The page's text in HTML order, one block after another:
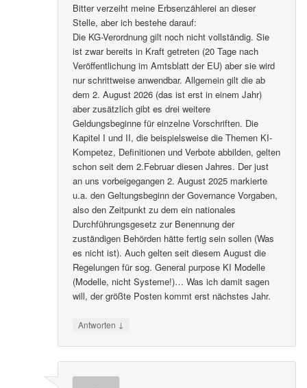
Bitter verzeiht meine Erbsenzählerei an dieser
Stelle, aber ich bestehe darauf:
Die KG-Verordnung gilt noch nicht vollständig. Sie
ist zwar bereits in Kraft getreten (20 Tage nach
Veröffentlichung im Amtsblatt der EU) aber sie wird
nur schrittweise anwendbar. Allgemein gilt die ab
dem 2. August 2026 (das ist erst in einem Jahr)
aber zusätzlich gibt es drei weitere
Geldungsbeginne für einzelne Vorschriften. Die
Kapitel I und II, die beispielsweise die Themen KI-
Kompetez, Definitionen und Verbote abbilden, gelten
schon seit dem 2.Februar diesen Jahres. Der just
an uns vorbeigegangen 2. August 2025 markierte
u.a. den Geltungsbeginn der Governance Vorgaben,
also den Zeitpunkt zu dem ein nationales
Durchführungsgesetz zur Benennung der
zuständigen Behörden hätte fertig sein sollen (Was
es nicht ist). Auch gelten seit diesem August die
Regelungen für sog. General purpose KI Modelle
(Modelle, nicht Systeme!)… Was ich damit sagen
will, der größte Posten kommt erst nächstes Jahr.
Antworten ↓